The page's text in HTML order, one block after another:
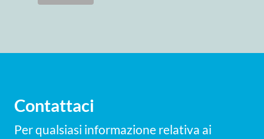
Contattaci
Per qualsiasi informazione relativa ai